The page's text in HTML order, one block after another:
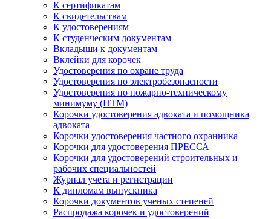
К сертификатам
К свидетельствам
К удостоверениям
К студенческим документам
Вкладыши к документам
Вклейки для корочек
Удостоверения по охране труда
Удостоверения по электробезопасности
Удостоверения по пожарно-техническому
минимуму (ПТМ)
Корочки удостоверения адвоката и помощника
адвоката
Корочки удостоверения частного охранника
Корочки для удостоверения ПРЕССА
Корочки для удостоверений строительных и
рабочих специальностей
Журнал учета и регистрации
К дипломам выпускника
Корочки документов ученых степеней
Распродажа корочек и удостоверений